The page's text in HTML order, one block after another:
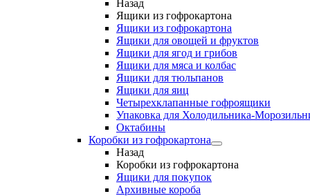
Назад
Ящики из гофрокартона
Ящики из гофрокартона
Ящики для овощей и фруктов
Ящики для ягод и грибов
Ящики для мяса и колбас
Ящики для тюльпанов
Ящики для яиц
Четырехклапанные гофроящики
Упаковка для Холодильника-
Октабины
Коробки из гофрокартона
Назад
Коробки из гофрокартона
Ящики для покупок
Архивные короба